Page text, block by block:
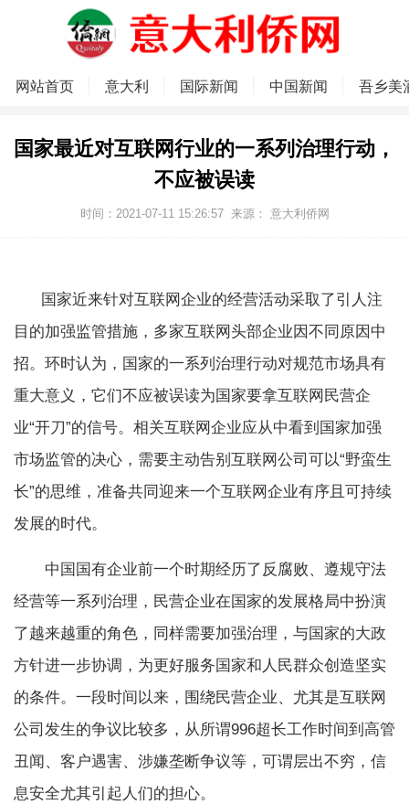
网站首页 意大利 国际新闻 中国新闻 吾乡美
国家最近对互联网行业的一系列治理行动，
不应被误读
时间：2021-07-11 15:26:57 来源： 意大利侨网
国家近来针对互联网企业的经营活动采取了引人注
目的加强监管措施，多家互联网头部企业因不同原因中
招。环时认为，国家的一系列治理行动对规范市场具有
重大意义，它们不应被误读为国家要拿互联网民营企
业“开刀”的信号。相关互联网企业应从中看到国家加强
市场监管的决心，需要主动告别互联网公司可以“野蛮生
长”的思维，准备共同迎来一个互联网企业有序且可持续
发展的时代。
中国国有企业前一个时期经历了反腐败、遵规守法
经营等一系列治理，民营企业在国家的发展格局中扮演
了越来越重的角色，同样需要加强治理，与国家的大政
方针进一步协调，为更好服务国家和人民群众创造坚实
的条件。一段时间以来，围绕民营企业、尤其是互联网
公司发生的争议比较多，从所谓996超长工作时间到高管
丑闻、客户遇害、涉嫌垄断争议等，可谓层出不穷，信
息安全尤其引起人们的担心。